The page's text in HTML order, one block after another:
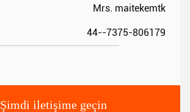
Mrs. maitekemtk
44--7375-806179
Şimdi iletişime geçin